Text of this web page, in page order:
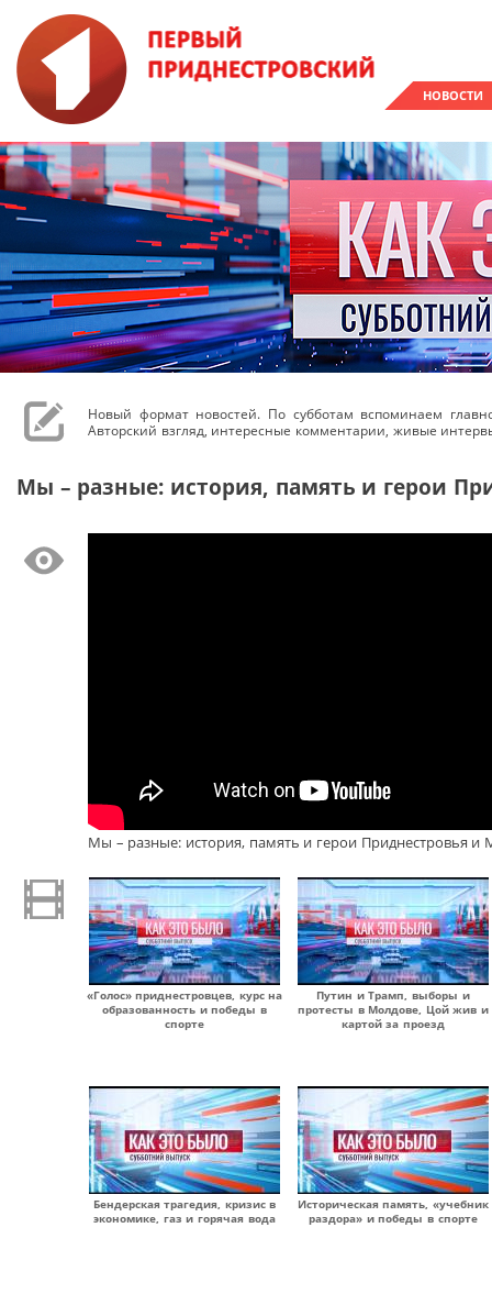
НОВОСТИ
Новый формат новостей. По субботам вспоминаем
Авторский взгляд, интересные комментарии, живые
Мы – разные: история, память и герои
Мы – разные: история, память и герои Приднестровья и
«Голос» приднестровцев, курс на
образованность и победы в
спорте
Путин и Трамп, выборы и
протесты в Молдове, Цой жив и
картой за проезд
Бендерская трагедия, кризис в
экономике, газ и горячая вода
Историческая память, «учебник
раздора» и победы в спорте